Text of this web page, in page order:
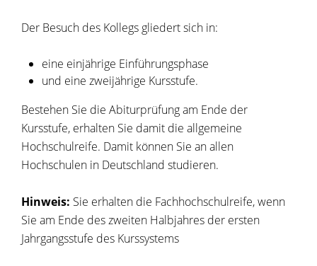
Der Besuch des Kollegs gliedert sich in:
eine einjährige Einführungsphase
und eine zweijährige Kursstufe.
Bestehen Sie die Abiturprüfung am Ende der
Kursstufe, erhalten Sie damit die allgemeine
Hochschulreife. Damit können Sie an allen
Hochschulen in Deutschland studieren.
Hinweis: Sie erhalten die Fachhochschulreife, wenn
Sie am Ende des zweiten Halbjahres der ersten
Jahrgangsstufe des Kurssystems